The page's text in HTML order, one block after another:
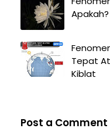
Apakah?
Tepat
Kiblat
Post a Comment